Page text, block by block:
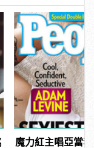
魔力紅主唱亞當